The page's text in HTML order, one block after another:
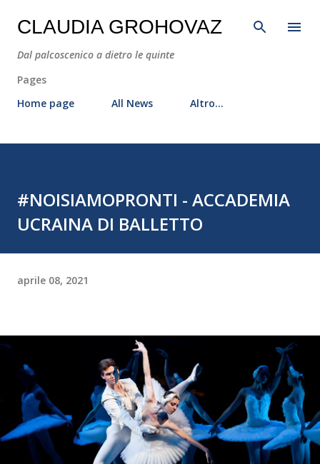
Passa ai contenuti principali
CLAUDIA GROHOVAZ
Dal palcoscenico a dietro le quinte
Pages
Home page
All News Altro…
#NOISIAMOPRONTI - ACCADEMIA
UCRAINA DI BALLETTO
aprile 08, 2021